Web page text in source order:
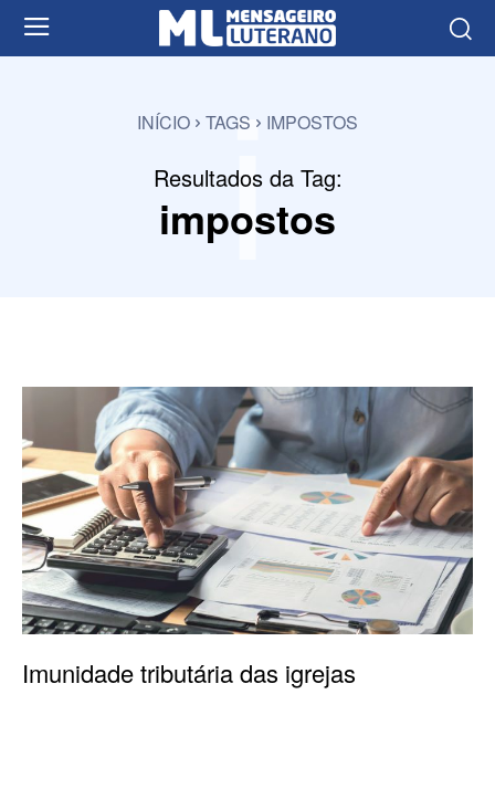
INÍCIO TAGS IMPOSTOS
Resultados da Tag:
impostos
i
Imunidade tributária das igrejas